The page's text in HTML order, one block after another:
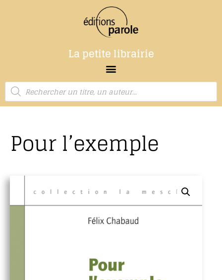
La petite librairie
Pour l’exemple